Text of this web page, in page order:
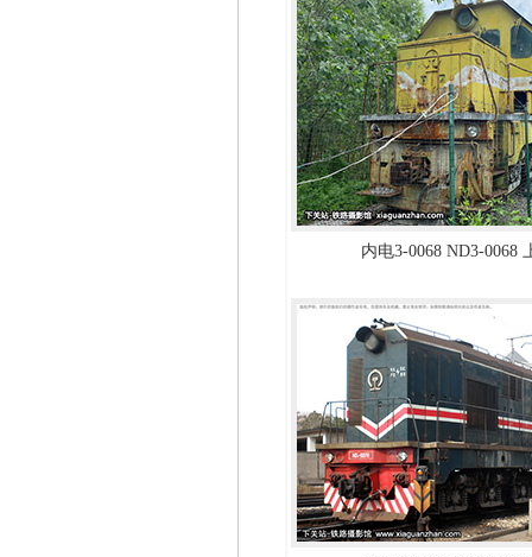
内电3-0068 ND3-0068